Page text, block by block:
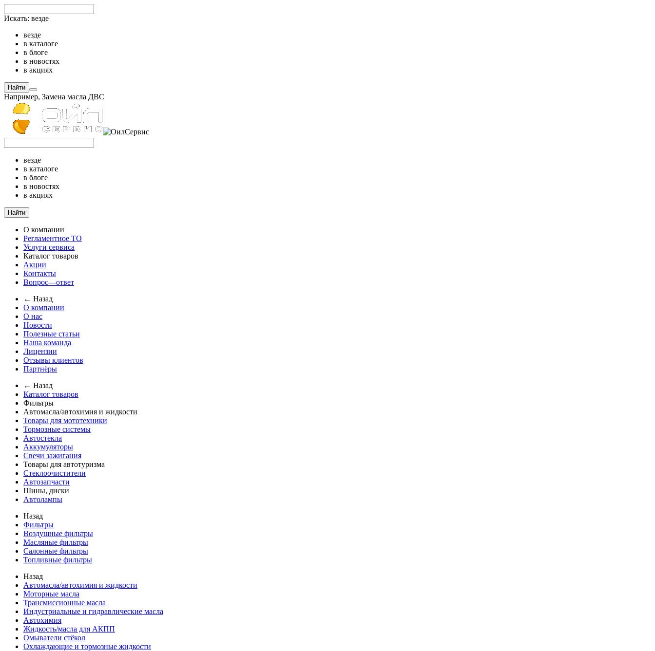
Искать: везде
везде
в каталоге
в блоге
в новостях
в акциях
Найти
Например, Замена масла ДВС
везде
в каталоге
в блоге
в новостях
в акциях
Найти
О компании
Регламентное ТО
Услуги сервиса
Каталог товаров
Акции
Контакты
Вопрос—ответ
← Назад
О компании
О нас
Новости
Полезные статьи
Наша команда
Лицензии
Отзывы клиентов
Партнёры
← Назад
Каталог товаров
Фильтры
Автомасла/автохимия и жидкости
Товары для мототехники
Тормозные системы
Автостекла
Аккумуляторы
Свечи зажигания
Товары для автотуризма
Стеклоочистители
Автозапчасти
Шины, диски
Автолампы
Назад
Фильтры
Воздушные фильтры
Масляные фильтры
Салонные фильтры
Топливные фильтры
Назад
Автомасла/автохимия и жидкости
Моторные масла
Трансмиссионные масла
Индустриальные и гидравлические масла
Автохимия
Жидкость/масла для АКПП
Омыватели стёкол
Охлаждающие и тормозные жидкости